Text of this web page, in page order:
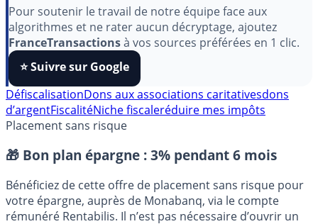
aimez nos outils ?
Pour soutenir le travail de notre équipe face aux
algorithmes et ne rater aucun décryptage, ajoutez
FranceTransactionsà vos sources préférées en 1 clic.
⭐️ Suivre sur Google
DéfiscalisationDons aux associations caritatives
Niche fiscale
Placement sans risque
🎁 Bon plan épargne : 3% pendant 6 mois
Bénéficiez de cette offre de placement sans risque pour